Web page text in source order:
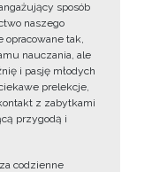
sposób
naszego
opracowane tak,
nauczania, ale
i pasję młodych
prelekcje,
z zabytkami
przygodą i
codzienne